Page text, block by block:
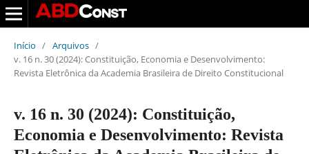
Início / Arquivos /
v. 16 n. 30 (2024): Constituição, Economia e Desenvolvimento:
Revista Eletrônica da Academia Brasileira de Direito Constitucional
v. 16 n. 30 (2024): Constituição,
Economia e Desenvolvimento: Revista